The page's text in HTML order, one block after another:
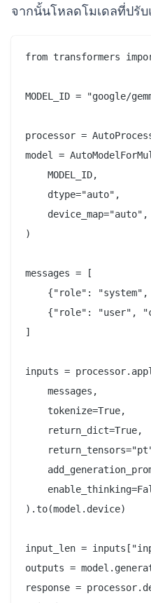
จากนั้นโหลดโมเดลที่ปรั
from transformers
MODEL_ID = "google/
processor =
model =
    MODEL_ID,
    dtype="auto",
    device_map="auto",
)
messages = [
{"role":
{"role": "user",
]
inputs =
    messages,
    tokenize=True,
    return_dict=True,
).to(model.device)
input_len =
outputs =
response =